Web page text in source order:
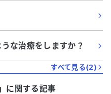
な治療をしますか？
すべて見る(2)
」に関する記事